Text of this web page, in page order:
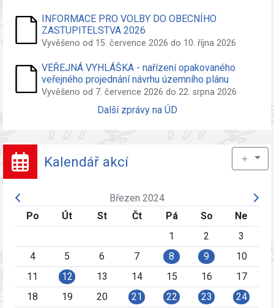
INFORMACE PRO VOLBY DO OBECNÍHO
ZASTUPITELSTVA 2026
Vyvěšeno od 15. července 2026 do 10. října 2026
VEŘEJNÁ VYHLÁŠKA - nařízení opakovaného
veřejného projednání návrhu územního plánu
Vyvěšeno od 7. července 2026 do 22. srpna 2026
Další zprávy na ÚD
Kalendář akcí ＋
Březen 2024
Po
Út St Čt Pá So
Ne
1
2
3
4
5 6 7 8 9
10
11
12 13 14 15 16
17
18
19 20 21 22 23
24